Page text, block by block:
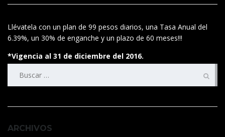
Llévatela con un plan de 99 pesos diarios, una Tasa Anual del
6.39%, un 30% de enganche y un plazo de 60 meses!!!
*Vigencia al 31 de diciembre del 2016.
ARCHIVOS